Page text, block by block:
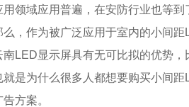
领域应用普遍，在安防行业也等
，作为被广泛应用于室内的小间
LED显示屏具有无可比拟的优势
是为什么很多人都想要购买小间
方案。